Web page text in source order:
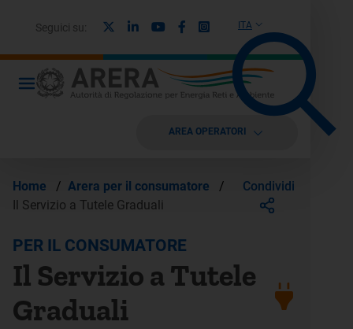
ITA
Seguici su: LinkedinYoutubeFacebook
Instagram
AREA OPERATORI
Home / Arera per il consumatore
/
Il Servizio a Tutele Graduali
Condividi
PER IL CONSUMATORE
Il Servizio a Tutele
Graduali